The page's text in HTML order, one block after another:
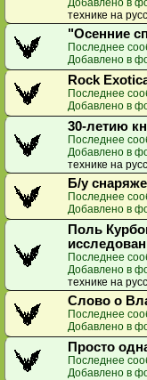
технике на
"Осенние
Последнее
Добавлено в
Rock
Последнее
Добавлено в
30-летию
Последнее
Добавлено в
технике на
Б/у
Последнее
Добавлено в
Поль
Последнее
Добавлено в
технике на
Слово о
Последнее
Добавлено в
Просто
Последнее
Добавлено в